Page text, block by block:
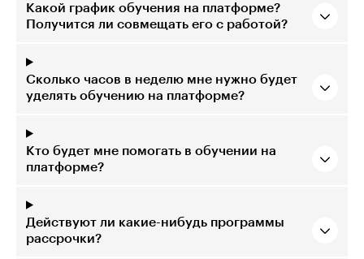
Какой график обучения на платформе?
Получится ли совмещать его с работой?
Сколько часов в неделю мне нужно будет
уделять обучению на платформе?
Кто будет мне помогать в обучении на
платформе?
Действуют ли какие-нибудь программы
рассрочки?